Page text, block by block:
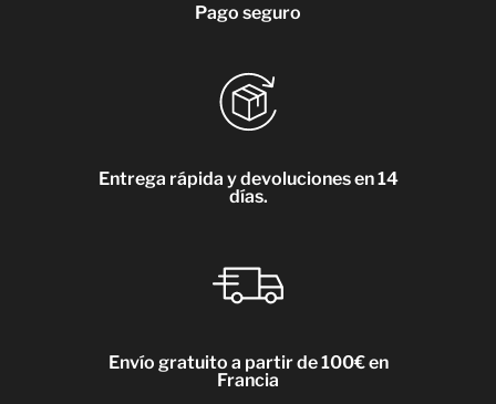
Pago seguro
Entrega rápida y devoluciones en 14
días.
Envío gratuito a partir de 100€ en
Francia